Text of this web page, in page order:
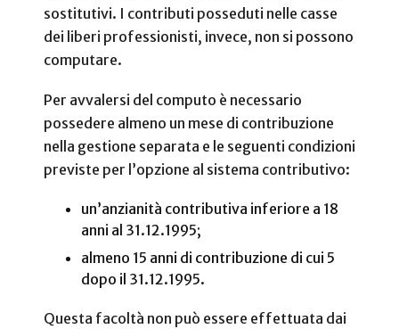
sostitutivi. I contributi posseduti nelle casse
dei liberi professionisti, invece, non si possono
computare.
Per avvalersi del computo è necessario
possedere almeno un mese di contribuzione
nella gestione separata e le seguenti condizioni
previste per l’opzione al sistema contributivo:
un’anzianità contributiva inferiore a 18
anni al 31.12.1995;
almeno 15 anni di contribuzione di cui 5
dopo il 31.12.1995.
Questa facoltà non può essere effettuata dai